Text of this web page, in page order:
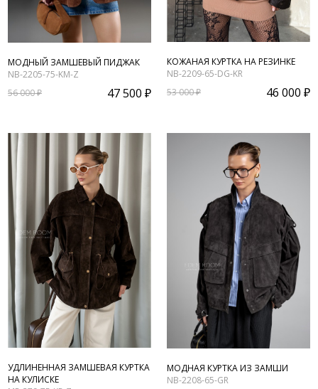
МОДНЫЙ ЗАМШЕВЫЙ ПИДЖАК
NB-2205-75-KM-Z
56 000 ₽
47 500 ₽
КОЖАНАЯ КУРТКА НА РЕЗИНКЕ
NB-2209-65-DG-KR
53 000 ₽
46 000 ₽
УДЛИНЕННАЯ ЗАМШЕВАЯ КУРТКА
НА КУЛИСКЕ
МОДНАЯ КУРТКА ИЗ ЗАМШИ
NB-2208-65-GR